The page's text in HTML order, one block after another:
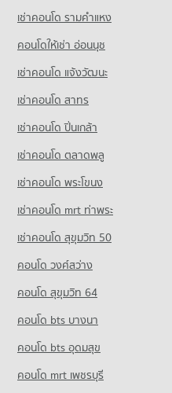
คอนโดให้เช่า รร.สายน้ำผึ้ง
มีคอนโดให้เช่า 51,899 ประกาศ
ขายคอนโด รร.สายน้ำผึ้ง
มีคอนโดขาย 19,008 ประกาศ
252 โครงการ
คอนโดให้เช่า รร.วัฒนาวิทยาลัย
ขายคอนโด รร.วัฒนาวิทยาลัย
มีคอนโดขาย 6,367 ประกาศ
คอนโด รร.เซนต์โยเซฟ คอนเวนต์
490 โครงการ
คอนโดให้เช่า รร.เซนต์โยเซฟ คอนเวนต์
มีคอนโดให้เช่า 22,736 ประกาศ
ขายคอนโด รร.เซนต์โยเซฟ คอนเวนต์
คอนโด รร.สาธิตม.ศรีนครินท
คอนโด เทสโก้โลตัส พระราม 3
754 โครงการ
คอนโดให้เช่า เทสโก้โลตัส พระราม 3
มีคอนโดให้เช่า 39,973 ประกาศ
ขายคอนโด เทสโก้โลตัส พระราม 3
มีคอนโดขาย 17,361 ประกาศ
คอนโด เทสโก้โลตัส เอ็กตร้า พร
คอนโดให้เช่า เทสโก้โลตัส เอ็กตร้า
มีคอนโดให้เช่า 40,586 ประกาศ
ขายคอนโด เทสโก้โลตัส เอ็กตร้า พระ
มีคอนโดขาย 15,140 ประกาศ
คอนโด บิ๊กซี เอ็กซ์ตร้า พระราม 4
1,032 โครงการ
คอนโดให้เช่า บิ๊กซี เอ็กซ์ตร้า พระราม
ขายคอนโด บิ๊กซี เอ็กซ์ตร้า พระราม 4
มีคอนโดขาย 24,367 ประกาศ
ขายคอนโด ถนนสาทรเหนือ
มีคอนโดขาย 9,801 ประกาศ
คอนโด ถนนสาทรใต้
454 โครงการ
คอนโดให้เช่า ถนนสาทรใต้
ขายคอนโด ถนนสาทรใต้
มีคอนโดขาย 9,904 ประกาศ
คอนโด สุขุมวิท 16
12 โครงการ
คอนโดให้เช่า สุขุมวิท 16
มีคอนโดให้เช่า 517 ประกาศ
ขายคอนโด สุขุมวิท 16
คอนโด จีเอ็มเอ็ม แกรมมี่
คอนโดให้เช่า จีเอ็มเอ็ม แกรมมี่
มีคอนโดให้เช่า 20,916 ประกาศ
คอนโดให้เช่า รพ.กรุงเทพ
มีคอนโดให้เช่า 47,138 ประกาศ
ขายคอนโด รพ.กรุงเทพ
มีคอนโดขาย 17,259 ประกาศ
คอนโด การไฟฟ้านครหลวง ส
คอนโดให้เช่า การไฟฟ้านครหลวง
มีคอนโดให้เช่า 6,201 ประกาศ
ขายคอนโด การไฟฟ้านครหลวง ส
มีคอนโดขาย 2,495 ประกาศ
คอนโด ศูนย์การประชุมแห่งชา
162 โครงการ
คอนโดให้เช่า ศูนย์การประชุมแห่งช
ขายคอนโด ศูนย์การประชุมแห่งชา
มีคอนโดขาย 3,333 ประกาศ
คอนโด ตลาดหลักทรัพย์แห่งปร
305 โครงการ
เช่าคอนโด รามคําแหง
คอนโดให้เช่า อ่อนนุช
เช่าคอนโด แจ้งวัฒนะ
เช่าคอนโด สาทร
เช่าคอนโด ปิ่นเกล้า
เช่าคอนโด ตลาดพลู
เช่าคอนโด พระโขนง
เช่าคอนโด mrt ท่าพระ
เช่าคอนโด สุขุมวิท 50
คอนโด วงศ์สว่าง
คอนโด สุขุมวิท 64
คอนโด bts บางนา
คอนโด bts อุดมสุข
คอนโด mrt เพชรบุรี